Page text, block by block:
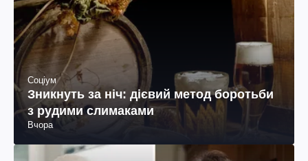
Соціум
Зникнуть за ніч: дієвий метод боротьби
з рудими слимаками
Вчора